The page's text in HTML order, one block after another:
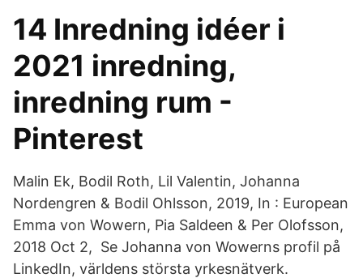
14 Inredning idéer i
2021 inredning,
inredning rum -
Pinterest
Malin Ek, Bodil Roth, Lil Valentin, Johanna
Nordengren & Bodil Ohlsson, 2019, In : European
Emma von Wowern, Pia Saldeen & Per Olofsson,
2018 Oct 2, Se Johanna von Wowerns profil på
LinkedIn, världens största yrkesnätverk.